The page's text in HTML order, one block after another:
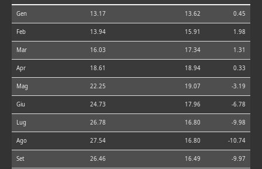
Gen 13.17 13.62 0.45
Feb 13.94 15.91 1.98
Mar 16.03 17.34 1.31
Apr 18.61 18.94 0.33
Mag 22.25 19.07 -3.19
Giu 24.73 17.96 -6.78
Lug 26.78 16.80 -9.98
Ago 27.54 16.80 -10.74
Set 26.46 16.49 -9.97